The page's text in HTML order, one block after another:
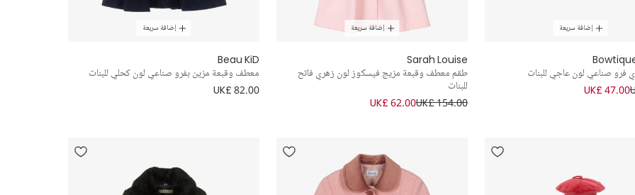
إضافة سريعة
فرو صناعي لون عاجي للبنات
UK£ 47.00
إضافة سريعة
Sarah Louise
طقم معطف وقبعة مزيج فيسكوز لون زهري فاتح
للبنات
UK£ 154.00
UK£ 62.00
إضافة سريعة
Beau KiD
معطف وقبعة مزين بفرو صناعي لون كحلي للبنات
UK£ 82.00